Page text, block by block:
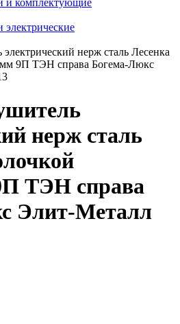
и комплектующие
нерж сталь Лесенка
9П ТЭН справа Богема-Люкс
нерж сталь
ТЭН справа
Элит-Металл